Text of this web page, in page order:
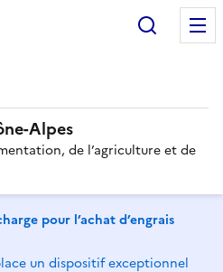
Alpes
de l’agriculture et de
pour l’achat d’engrais
un dispositif exceptionnel